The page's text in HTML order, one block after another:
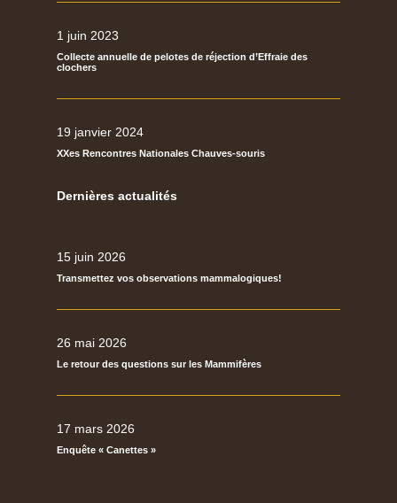
1 juin 2023
Collecte annuelle de pelotes de réjection d’Effraie des
clochers
19 janvier 2024
XXes Rencontres Nationales Chauves-souris
Dernières actualités
15 juin 2026
Transmettez vos observations mammalogiques!
26 mai 2026
Le retour des questions sur les Mammifères
17 mars 2026
Enquête « Canettes »